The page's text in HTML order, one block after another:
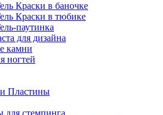
Краски в баночке
Краски в тюбике
паутинка
для дизайна
камни
ногтей
Пластины
для стемпинга